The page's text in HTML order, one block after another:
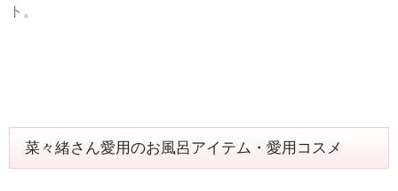
ト。
菜々緒さん愛用のお風呂アイテム・愛用コスメ